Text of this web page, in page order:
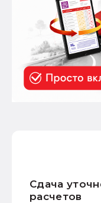
Сдача
расчетов